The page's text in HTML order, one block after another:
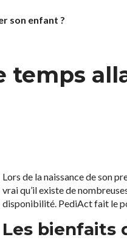
son enfant ?
temps
Lors de la naissance de son
vrai qu’il existe de
disponibilité. PediAct fait le
Les bienfaits